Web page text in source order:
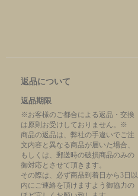
返品について
返品期限
※お客様のご都合による返品・交換
は原則お受けしておりません。※
商品の返品は、弊社の手違いでご注
文内容と異なる商品が届いた場合、
もしくは、郵送時の破損商品のみの
御対応とさせて頂きます。
その際は、必ず商品到着日から3日以
内にご連絡を頂けますよう御協力の